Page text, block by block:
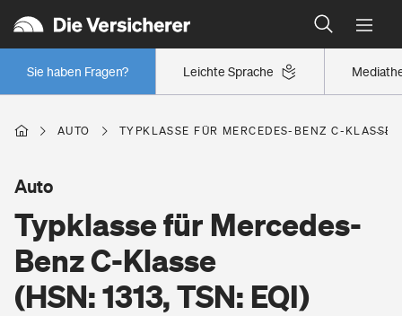
Leichte Sprache
Sie haben Fragen?
Wer versichert was: Jetzt Versicherer finden
Regionalklassen: So ist Ihre Region eingestuft
Wer versichert was: Jetzt Versicherer finden
Berufsunfähigkeitsversicherung
Wohnen
Wohngebäudeversicherung
AUTO TYPKLASSE FÜR MERCEDES-BENZ C-KLASSE
Typklasse für Mercedes-
Benz C-Klasse
(HSN: 1313, TSN: EQI)
Auto